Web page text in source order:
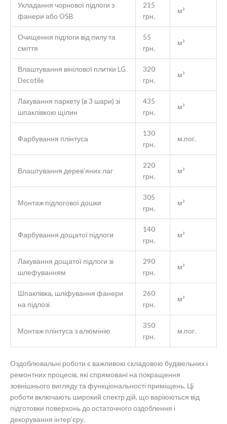
Укладання чорнової підлоги з
фанери або OSB
215
грн.
м²
Очищення підлоги від пилу та
сміття
55
грн.
м²
Влаштування вінілової плитки LG
Decotile
320
грн.
м²
Лакування паркету (в 3 шари) зі
шпаклівкою щілин
435
грн.
м²
Фарбування плінтуса
130
грн.
м.пог.
Влаштування дерев’яних лаг
220
грн.
м²
Монтаж підлогової дошки
305
грн.
м²
Фарбування дощатої підлоги
140
грн.
м²
Лакування дощатої підлоги зі
шлефуванням
290
грн.
м²
Шпаклівка, шліфування фанери
на підлозі
260
грн.
м²
Монтаж плінтуса з алюмінію
350
грн.
м.пог.
Оздоблювальні роботи є важливою складовою будівельних і
ремонтних процесів, які спрямовані на покращення
зовнішнього вигляду та функціональності приміщень. Ці
роботи включають широкий спектр дій, що варіюються від
підготовки поверхонь до остаточного оздоблення і
декорування інтер’єру.